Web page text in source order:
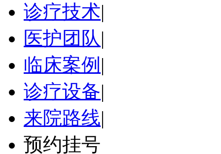
诊疗技术|
医护团队|
临床案例 |
诊疗设备|
来院路线|
预约挂号